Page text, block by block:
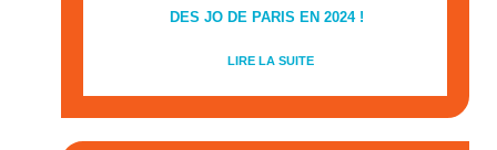
DES JO DE PARIS EN 2024 !
LIRE LA SUITE